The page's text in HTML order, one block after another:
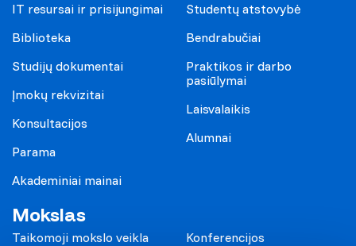
IT resursai ir prisijungimai
Biblioteka
Studijų dokumentai
Įmokų rekvizitai
Konsultacijos
Parama
Akademiniai mainai
Studentų atstovybė
Bendrabučiai
Praktikos ir darbo
pasiūlymai
Laisvalaikis
Alumnai
Mokslas
Taikomoji mokslo veikla
Konferencijos